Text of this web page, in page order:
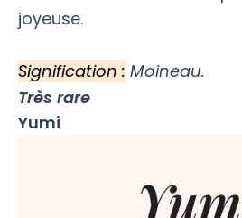
joyeuse.
Signification : Moineau.
Très rare
Yumi